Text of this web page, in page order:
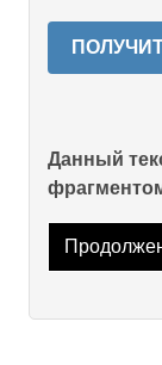
Данный